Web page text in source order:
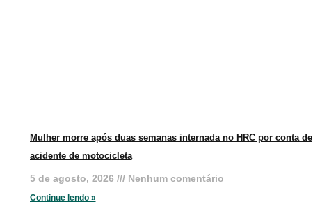
Mulher morre após duas semanas internada no HRC por conta de
acidente de motocicleta
5 de agosto, 2026 Nenhum comentário
Continue lendo »